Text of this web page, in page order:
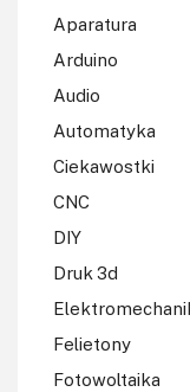
Aparatura
Arduino
Audio
Automatyka
Ciekawostki
CNC
DIY
Druk 3d
Felietony
Fotowoltaika